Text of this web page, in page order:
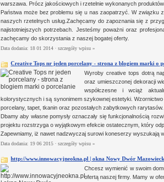
warszawa. Prócz jakościowych i rzetelnie wykonanych
Państwa może bez problemu się u nas zaopatrzyć. W
naszych rzetelnych usług.Zachęcamy do zapoznania się z
najistotniejszych potrzebach. Jesteśmy poważni oraz
zachęcamy do skorzystania z naszej bogatej oferty.
Data dodania: 18 01 2014 · szczegóły wpisu »
Creative Tops nr jeden porcelany - strona z blogiem marki o
Wyroby creative tops dotrą
oraz umieszczonej dekoracji
współczesne i wciąż
kolorystycznych i są synonimem szykownej estetyki.
porcelany, tapet, tkanin oraz pozostałych zabytkowych rarytasów.
Dbamy aby własne pomysły oznaczały się funkcjonalnością
projektu rozstrzyga o wyjątkowym efekcie ostatecznym, który
Zapewniamy, iż nawet nadzwyczaj surowi koneserzy wyszukają
Data dodania: 19 06 2015 · szczegóły wpisu »
http://www.innowacyjneokna.pl | okna Nowy Dwór
Chcesz wymienić w swoim
ofertą naszej firmy. Mamy w